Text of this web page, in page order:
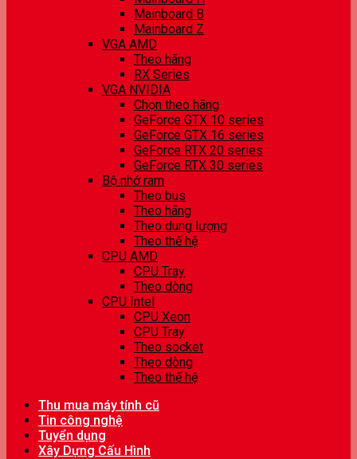
Mainboard B
Mainboard Z
VGA AMD
Theo hãng
RX Series
VGA NVIDIA
Chọn theo hãng
GeForce GTX 10 series
GeForce GTX 16 series
GeForce RTX 20 series
GeForce RTX 30 series
Bộ nhớ ram
Theo bus
Theo hãng
Theo dung lượng
Theo thế hệ
CPU AMD
CPU Tray
Theo dòng
CPU Intel
CPU Xeon
CPU Tray
Theo socket
Theo dòng
Theo thế hệ
Thu mua máy tính cũ
Tin công nghệ
Tuyển dụng
Xây Dựng Cấu Hình